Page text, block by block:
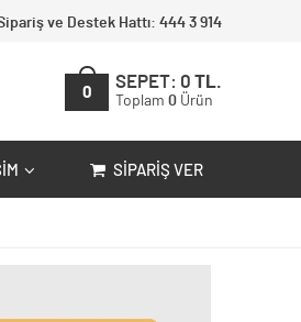
ve Destek Hattı: 444 3 914
0
SEPET: 0 TL.
Toplam 0 Ürün
SIPARIŞ VER